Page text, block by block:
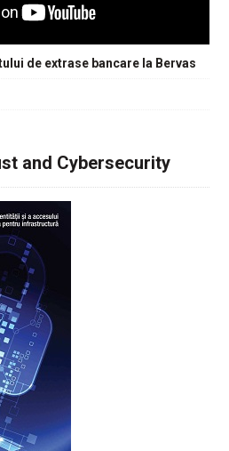
de extrase bancare la Bervas
and Cybersecurity